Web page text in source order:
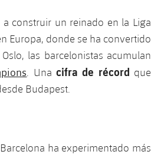
a construir un reinado en la Liga
Europa, donde se ha convertido
las barcelonistas acumulan
. Unacifra de récord que
Budapest.
Barcelona ha experimentado más